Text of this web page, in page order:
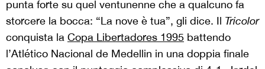
punta forte su quel ventunenne che a qualcuno fa
storcere la bocca: “La nove è tua”, gli dice. Il Tricolor
conquista la Copa Libertadores 1995 battendo
l’Atlético Nacional de Medellin in una doppia finale